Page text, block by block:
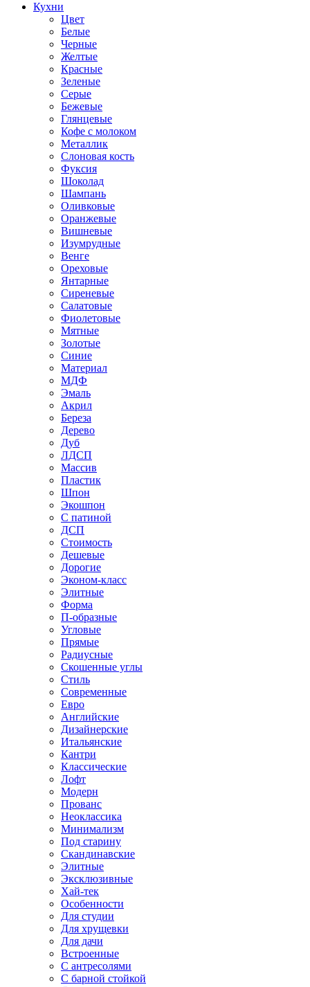
Кухни
Цвет
Белые
Черные
Желтые
Красные
Зеленые
Серые
Бежевые
Глянцевые
Кофе с молоком
Металлик
Слоновая кость
Фуксия
Шоколад
Шампань
Оливковые
Оранжевые
Вишневые
Изумрудные
Венге
Ореховые
Янтарные
Сиреневые
Салатовые
Фиолетовые
Мятные
Золотые
Синие
Материал
МДФ
Эмаль
Акрил
Береза
Дерево
Дуб
ЛДСП
Массив
Пластик
Шпон
Экошпон
С патиной
ДСП
Стоимость
Дешевые
Дорогие
Эконом-класс
Элитные
Форма
П-образные
Угловые
Прямые
Радиусные
Скошенные углы
Стиль
Современные
Евро
Английские
Дизайнерские
Итальянские
Кантри
Классические
Лофт
Модерн
Прованс
Неоклассика
Минимализм
Под старину
Скандинавские
Элитные
Эксклюзивные
Хай-тек
Особенности
Для студии
Для хрущевки
Для дачи
Встроенные
С антресолями
С барной стойкой